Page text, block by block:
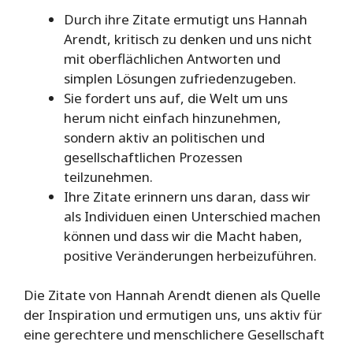
Durch ihre Zitate ermutigt uns Hannah
Arendt, kritisch zu denken und uns nicht
mit oberflächlichen Antworten und
simplen Lösungen zufriedenzugeben.
Sie fordert uns auf, die Welt um uns
herum nicht einfach hinzunehmen,
sondern aktiv an politischen und
gesellschaftlichen Prozessen
teilzunehmen.
Ihre Zitate erinnern uns daran, dass wir
als Individuen einen Unterschied machen
können und dass wir die Macht haben,
positive Veränderungen herbeizuführen.
Die Zitate von Hannah Arendt dienen als Quelle
der Inspiration und ermutigen uns, uns aktiv für
eine gerechtere und menschlichere Gesellschaft